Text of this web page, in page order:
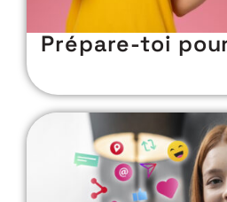
Prépare-toi